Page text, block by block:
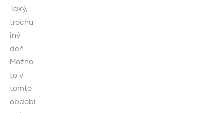
Taký,
trochu
iný
deň.
Možno
to v
tomto
období